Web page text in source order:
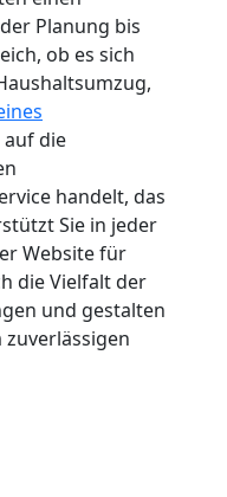
Planung bis
ob es sich
die
handelt, das
Sie in jeder
Website für
die Vielfalt der
und gestalten